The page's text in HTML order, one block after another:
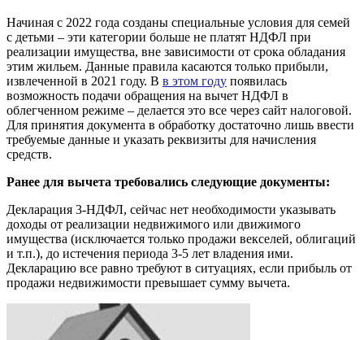
Начиная с 2022 года созданы специальные условия для семей
с детьми – эти категории больше не платят НДФЛ при
реализации имущества, вне зависимости от срока обладания
этим жильем. Данные правила касаются только прибыли,
извлеченной в 2021 году. В в этом году появилась
возможность подачи обращения на вычет НДФЛ в
облегченном режиме – делается это все через сайт налоговой.
Для принятия документа в обработку достаточно лишь ввести
требуемые данные и указать реквизиты для начисления
средств.
Ранее для вычета требовались следующие документы:
Декларация 3-НДФЛ, сейчас нет необходимости указывать
доходы от реализации недвижимого или движимого
имущества (исключается только продажи векселей, облигаций
и т.п.), до истечения периода 3-5 лет владения ими.
Декларацию все равно требуют в ситуациях, если прибыль от
продажи недвижимости превышает сумму вычета.